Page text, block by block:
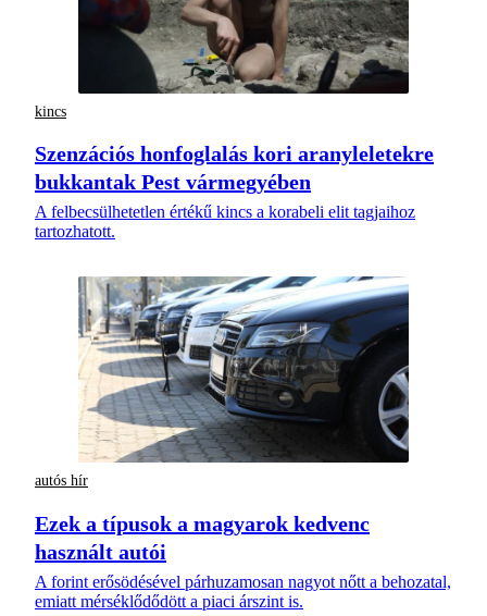
kincs
Szenzációs honfoglalás kori aranyleletekre
bukkantak Pest vármegyében
A felbecsülhetetlen értékű kincs a korabeli elit tagjaihoz
tartozhatott.
autós hír
Ezek a típusok a magyarok kedvenc
használt autói
A forint erősödésével párhuzamosan nagyot nőtt a behozatal,
emiatt mérséklődődött a piaci árszint is.